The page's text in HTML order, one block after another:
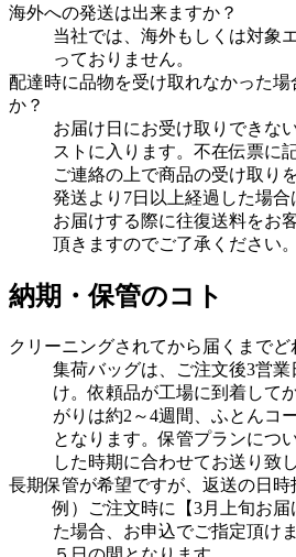
海外への発送は出来ますか？
当社では、海外もしくは対象
っておりません。
配達時に品物を受け取れなかった
か？
お届け日にお受け取りできな
ストに入ります。不在伝票に
ご連絡の上で商品の受け取り
発送より7日以上経過した場
お届けする際に往復送料をお
頂きますのでご了承ください。
納期・保管のコト
クリーニングされてから届くまで
集荷バッグは、ご注文後3営
け。依頼品が工場に到着して
がりは約2～4週間、ふとんコ
となります。保管プランにつ
した時期に合わせてお送り致
長期保管が希望ですが、返送の日時
例）ご注文時に【3月上旬お
た場合、お申込でご指定頂け